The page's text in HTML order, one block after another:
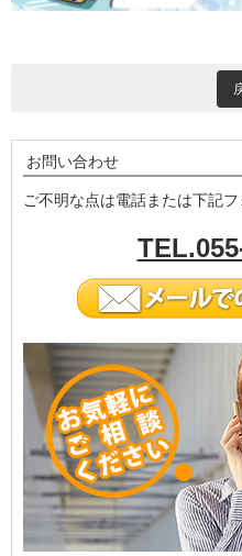
お問い合わせ
ご不明な点は電話または下記フ